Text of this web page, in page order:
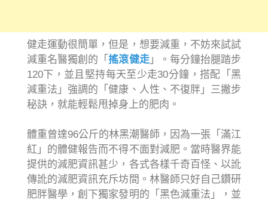
健走運動很簡單，但是，想要減重，不妨來試試
減重名醫獨創的「搖滾健走」。每分鐘抬腿踏步
120下，並且堅持每天至少走30分鐘，搭配「黑
減重法」強調的「健康、人性、不復胖」三撇步
秘訣，就能輕鬆甩掉身上的肥肉。
體重曾達96公斤的林黑潮醫師，因為一張「滿江
紅」的體健報告而不得不面對減肥。當時醫界能
提供的減肥資訊甚少，各式各樣千奇百怪、以訛
傳訛的減肥資訊充斥坊間。林醫師只好自己鑽研
肥胖醫學，創下獨家發明的「黑色減重法」，並